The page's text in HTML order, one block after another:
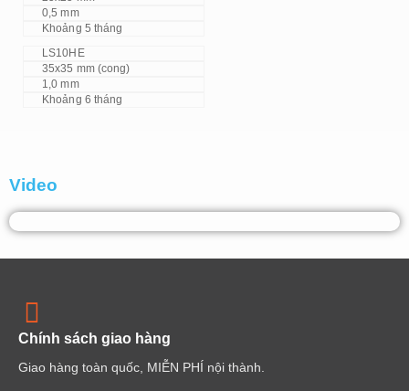
0,5 mm
Khoảng 5 tháng
LS10HE
35x35 mm (cong)
1,0 mm
Khoảng 6 tháng
Video
Chính sách giao hàng
Giao hàng toàn quốc, MIỄN PHÍ nội thành.